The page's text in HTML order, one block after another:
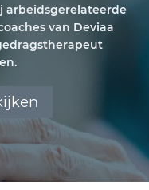
arbeidsgerelateerde
van Deviaa